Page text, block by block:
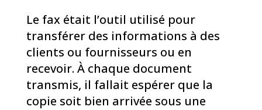
Le fax était l’outil utilisé pour
transférer des informations à des
clients ou fournisseurs ou en
recevoir. À chaque document
transmis, il fallait espérer que la
copie soit bien arrivée sous une